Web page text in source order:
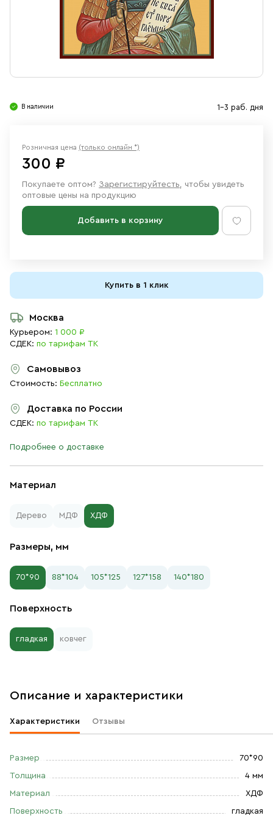
Ювелирные изделия
В наличии 1-3 раб. дня
Материал
Дерево МДФ ХДФ
Размеры, мм
70*90 88*104 105*125 127*158 140*180
Поверхность
гладкая ковчег
Розничная цена (только онлайн *)
300 ₽
Покупаете оптом? Зарегистируйтесть, чтобы увидеть
оптовые цены на продукцию
Добавить в корзину
Купить в 1 клик
Москва
Курьером: 1 000 ₽
СДЕК: по тарифам ТК
Самовывоз
Стоимость: Бесплатно
Доставка по России
СДЕК: по тарифам ТК
Подробнее о доставке
Описание и характеристики
Характеристики Отзывы
Размер 70*90
Толщина 4 мм
Материал ХДФ
Поверхность гладкая